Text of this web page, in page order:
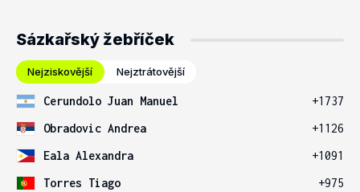
Sázkařský žebříček
Nejziskovější Nejztrátovější
Cerundolo Juan Manuel
+1737
Obradovic Andrea
+1126
Eala Alexandra
+1091
Torres Tiago
+975